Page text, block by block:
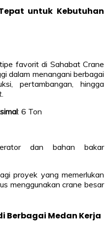
untuk Kebutuhan
favorit di Sahabat Crane
dalam menangani berbagai
pertambangan, hingga
: 6 Ton
dan bahan bakar
proyek yang memerlukan
menggunakan crane besar
Berbagai Medan Kerja